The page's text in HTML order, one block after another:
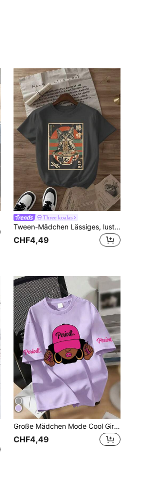
Three koalas
Tween-Mädchen Lässiges, lustiges T-Shirt mit Rundhalsausschnitt und kurzen Ärmeln, Sommeroberteil
CHF4,49
Große Mädchen Mode Cool Girl Buchstaben Muster Rundhals Kurzarm T-Shirt, Neue bequeme Alltagskleidung für Mädchen
CHF4,49